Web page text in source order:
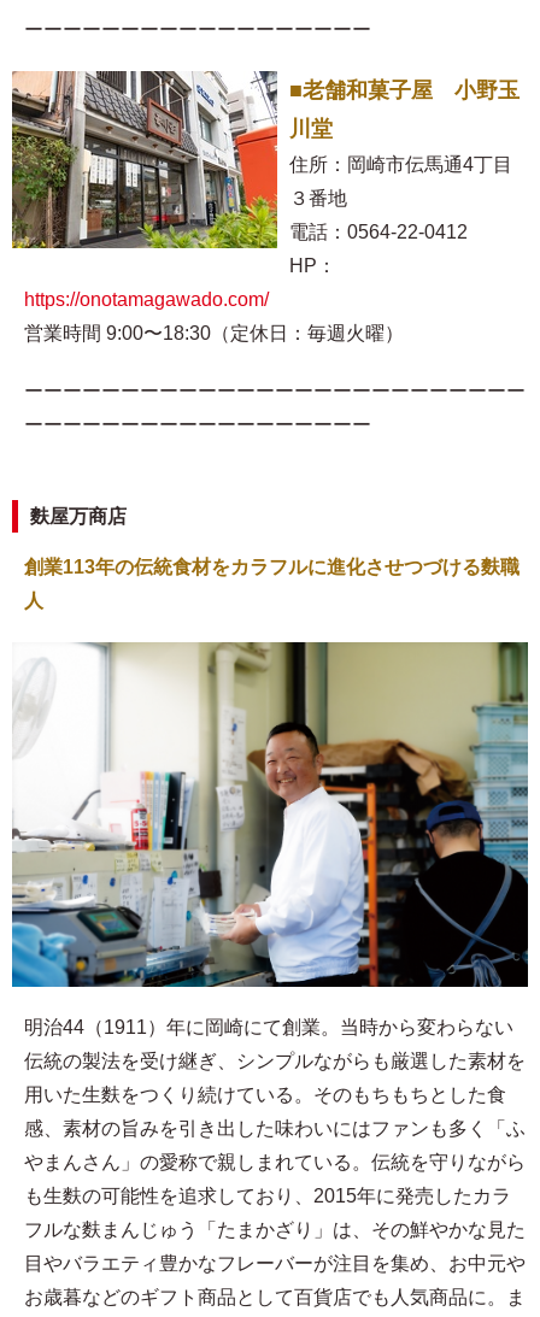
ーーーーーーーーーーーーーーーーーー
■老舗和菓子屋 小野玉
川堂
住所：岡崎市伝馬通4丁目
３番地
電話：0564-22-0412
HP：
https://onotamagawado.com/
営業時間 9:00〜18:30（定休日：毎週火曜）
ーーーーーーーーーーーーーーーーーーーーーーーーーー
ーーーーーーーーーーーーーーーーーー
麩屋万商店
創業113年の伝統食材をカラフルに進化させつづける麩職
人
明治44（1911）年に岡崎にて創業。当時から変わらない
伝統の製法を受け継ぎ、シンプルながらも厳選した素材を
用いた生麩をつくり続けている。そのもちもちとした食
感、素材の旨みを引き出した味わいにはファンも多く「ふ
やまんさん」の愛称で親しまれている。伝統を守りながら
も生麩の可能性を追求しており、2015年に発売したカラ
フルな麩まんじゅう「たまかざり」は、その鮮やかな見た
目やバラエティ豊かなフレーバーが注目を集め、お中元や
お歳暮などのギフト商品として百貨店でも人気商品に。ま